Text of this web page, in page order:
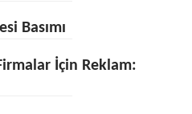
Basımı
İçin Reklam: